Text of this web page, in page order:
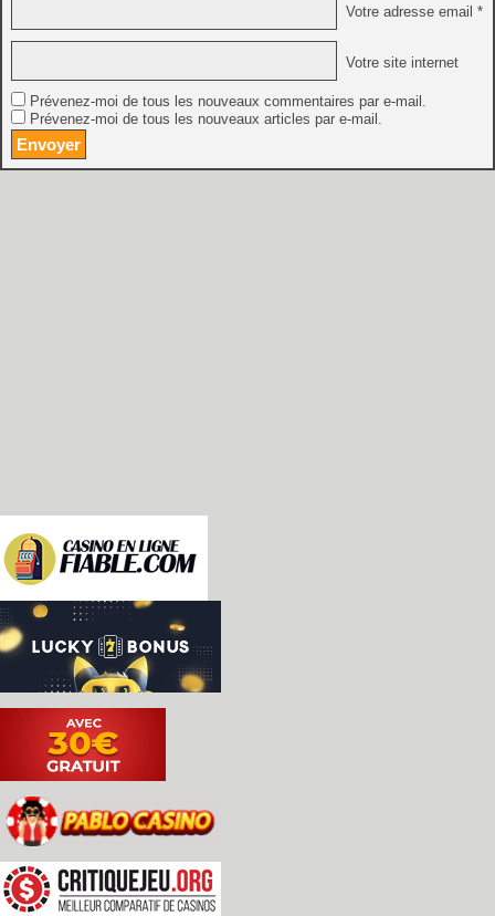
Votre adresse email *
Votre site internet
Prévenez-moi de tous les nouveaux commentaires par e-mail.
Prévenez-moi de tous les nouveaux articles par e-mail.